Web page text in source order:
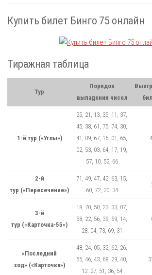
Купить билет Бинго 75 онлайн
Тиражная таблица
Тур
Порядок
выпадения чисел
1-й тур («Углы»)
25, 21, 13, 35, 11, 37,
45, 38, 61, 75, 74, 30,
41, 09, 67, 16, 01, 65,
02, 53, 03, 64, 17, 19,
57, 10, 52, 66
2-й
тур («Пересечение»)
71, 49, 47, 42, 63, 15,
60, 72, 20, 34
3-й
тур («Карточка-55»)
18, 70, 50, 23, 33, 07,
58, 22, 56, 39, 59, 14,
28, 04, 73, 69, 31
«Последний
ход» («Карточка»)
48, 24, 05, 32, 62, 26,
55, 46, 43, 68, 29, 40,
12, 27, 51, 36, 54